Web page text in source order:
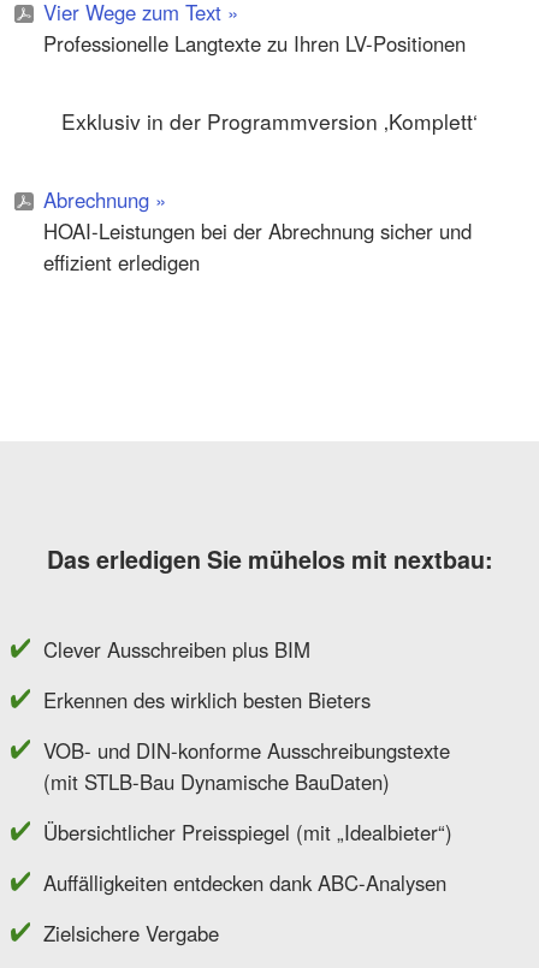
Vier Wege zum Text »
Professionelle Langtexte zu Ihren LV-Positionen
Exklusiv in der Programmversion ‚Komplett‘
Abrechnung »
HOAI-Leistungen bei der Abrechnung sicher und
effizient erledigen
Das erledigen Sie mühelos mit nextbau:
Clever Ausschreiben plus BIM
Erkennen des wirklich besten Bieters
VOB- und DIN-konforme Ausschreibungstexte
(mit STLB-Bau Dynamische BauDaten)
Übersichtlicher Preisspiegel (mit „Idealbieter“)
Auffälligkeiten entdecken dank ABC-Analysen
Zielsichere Vergabe